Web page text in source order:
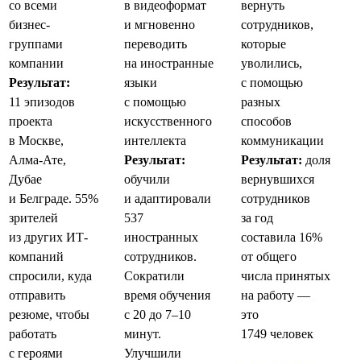
со всеми
бизнес-
группами
компании
Результат:
11 эпизодов
проекта
в Москве,
Алма-Ате,
Дубае
и Белграде. 55%
зрителей
из других ИТ-
компаний
спросили, куда
отправить
резюме, чтобы
работать
с героями
в видеоформат
и мгновенно
переводить
на иностранные
языки
с помощью
искусственного
интеллекта
Результат:
обучили
и адаптировали
537
иностранных
сотрудников.
Сократили
время обучения
с 20 до 7–10
минут.
Улучшили
вернуть
сотрудников,
которые
уволились,
с помощью
разных
способов
коммуникации
Результат: доля
вернувшихся
сотрудников
за год
составила 16%
от общего
числа принятых
на работу —
это
1749 человек